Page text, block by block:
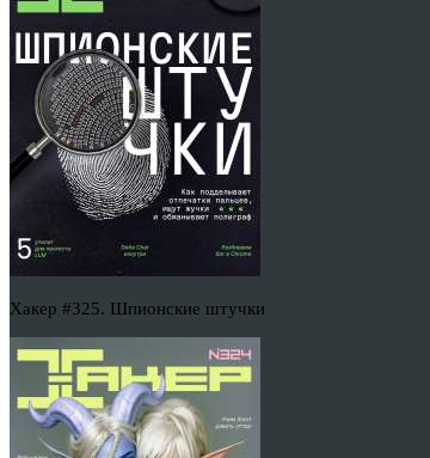
Хакер #325. Шпионские штучки